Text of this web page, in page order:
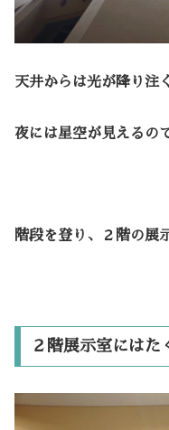
天井からは光が降り注
夜には星空が見えるの
階段を登り、２階の展
２階展示室にはた